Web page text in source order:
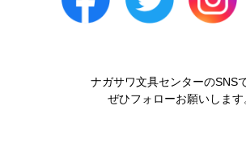
ナガサワ文具センターのSNSで
ぜひフォローお願いします